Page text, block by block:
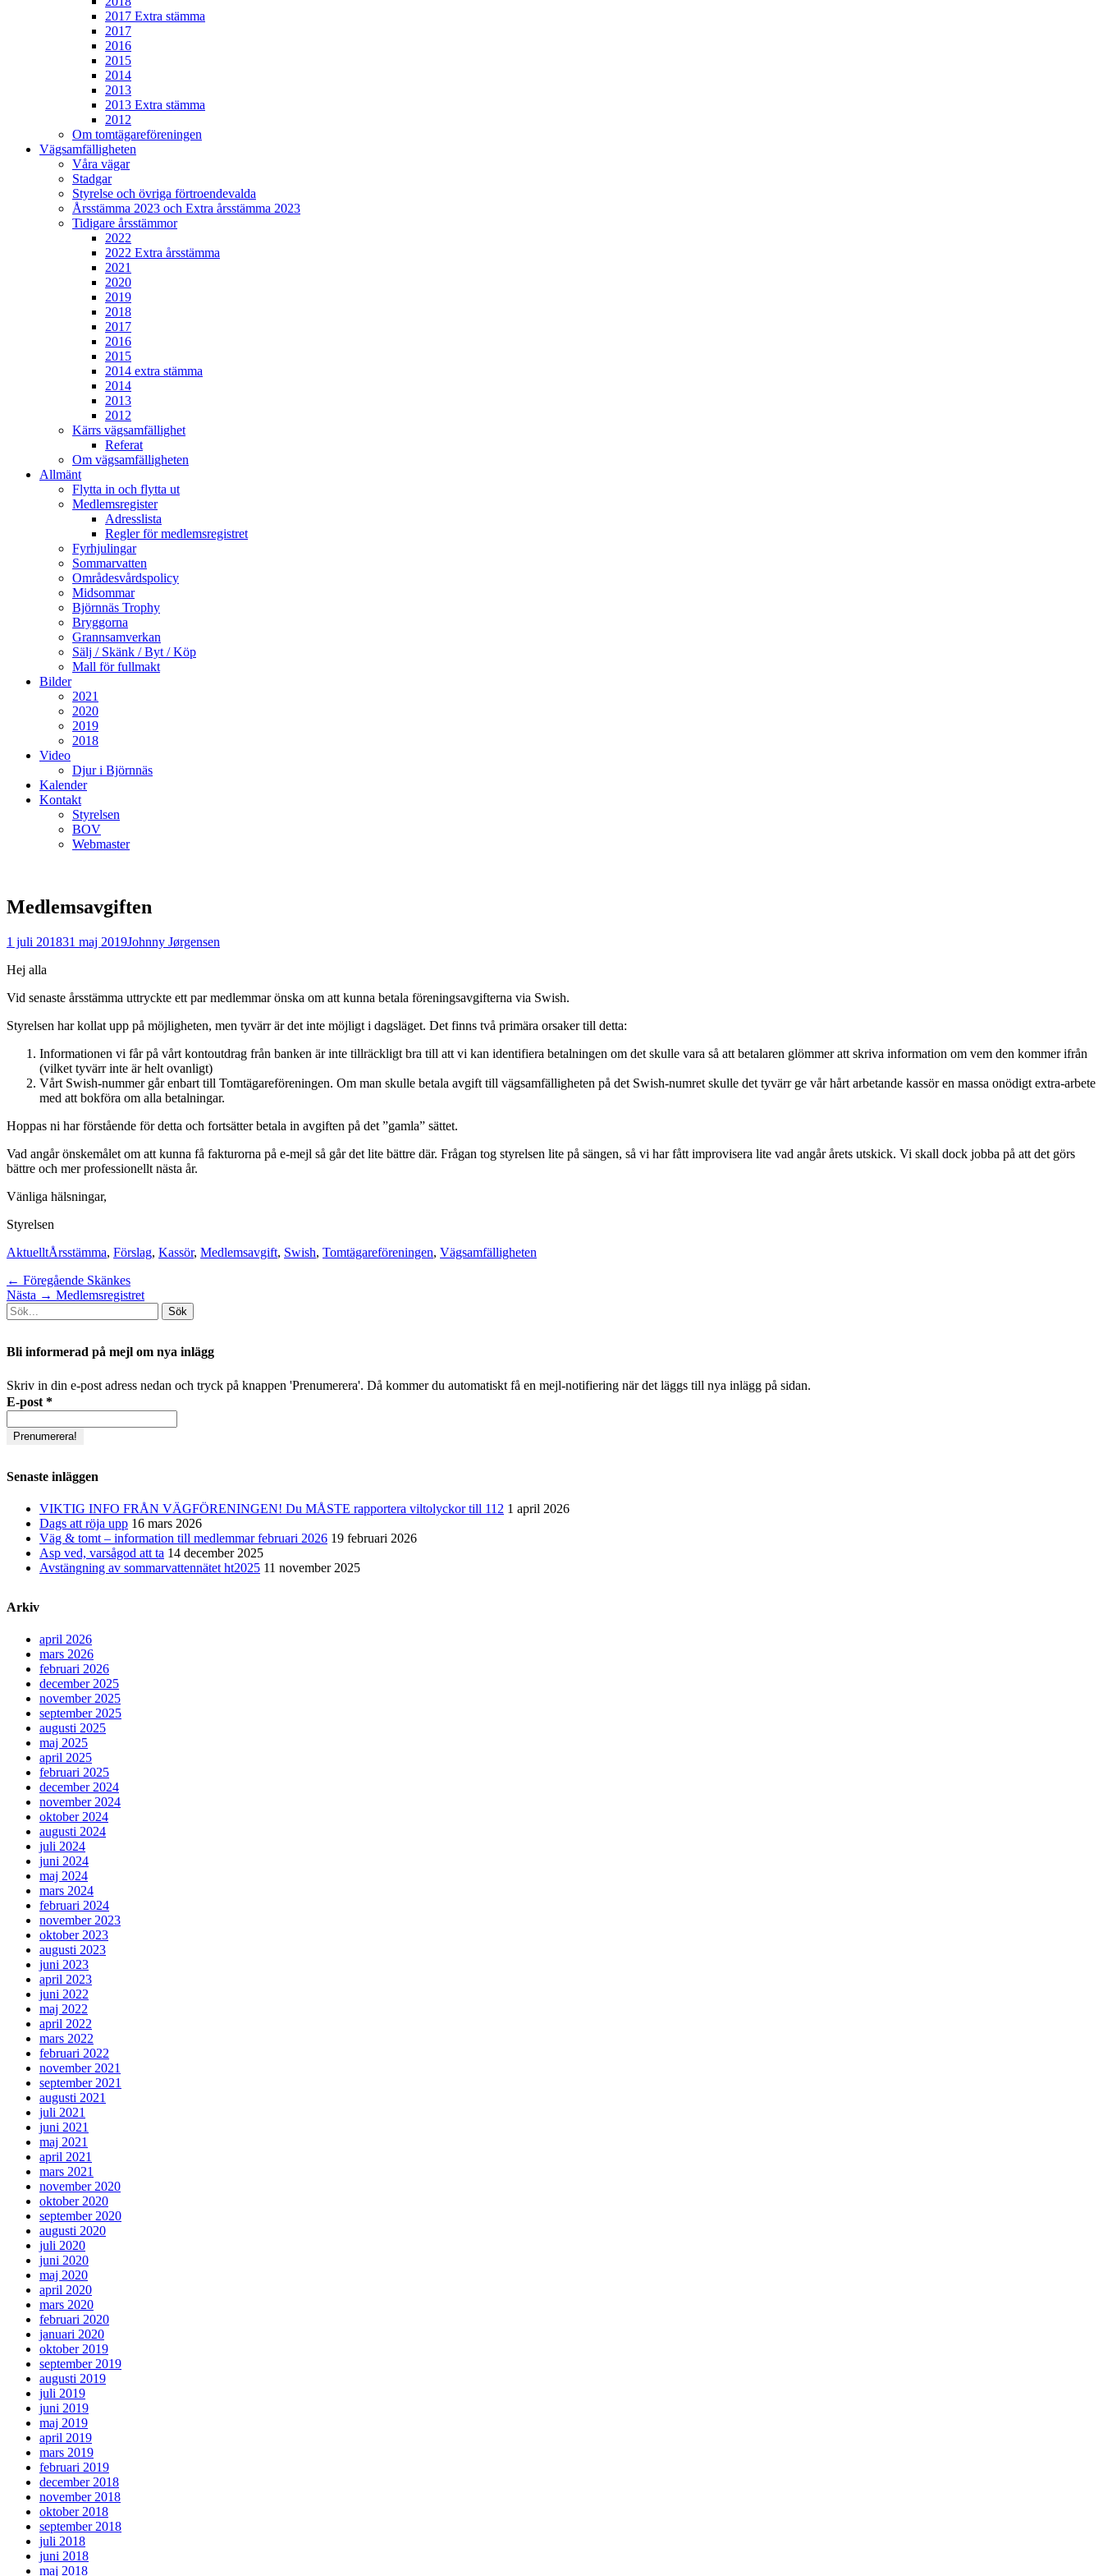
2017 Extra stämma
2017
2016
2015
2014
2013
2013 Extra stämma
2012
Om tomtägareföreningen
Vägsamfälligheten
Våra vägar
Stadgar
Styrelse och övriga förtroendevalda
Årsstämma 2023 och Extra årsstämma 2023
Tidigare årsstämmor
2022
2022 Extra årsstämma
2021
2020
2019
2018
2017
2016
2015
2014 extra stämma
2014
2013
2012
Kärrs vägsamfällighet
Referat
Om vägsamfälligheten
Allmänt
Flytta in och flytta ut
Medlemsregister
Adresslista
Regler för medlemsregistret
Fyrhjulingar
Sommarvatten
Områdesvårdspolicy
Midsommar
Björnnäs Trophy
Bryggorna
Grannsamverkan
Sälj / Skänk / Byt / Köp
Mall för fullmakt
Bilder
2021
2020
2019
2018
Video
Djur i Björnnäs
Kalender
Kontakt
Styrelsen
BOV
Webmaster
Medlemsavgiften
Postades
1 juli 201831 maj 2019Författare
Johnny Jørgensen
Hej alla
Vid senaste årsstämma uttryckte ett par medlemmar önska om att kunna betala föreningsavgifterna via Swish.
Styrelsen har kollat upp på möjligheten, men tyvärr är det inte möjligt i dagsläget. Det finns två primära orsaker till detta:
Informationen vi får på vårt kontoutdrag från banken är inte tillräckligt bra till att vi kan identifiera betalningen om det skulle vara så att betalaren glömmer att skriva information om vem den kommer ifrån
(vilket tyvärr inte är helt ovanligt)
Vårt Swish-nummer går enbart till Tomtägareföreningen. Om man skulle betala avgift till vägsamfälligheten på det Swish-numret skulle det tyvärr ge vår hårt arbetande kassör en massa onödigt extra-arbete
med att bokföra om alla betalningar.
Hoppas ni har förstående för detta och fortsätter betala in avgiften på det ”gamla” sättet.
Vad angår önskemålet om att kunna få fakturorna på e-mejl så går det lite bättre där. Frågan tog styrelsen lite på sängen, så vi har fått improvisera lite vad angår årets utskick. Vi skall dock jobba på att det görs
bättre och mer professionellt nästa år.
Vänliga hälsningar,
Styrelsen
Kategorier
AktuelltTaggar
Årsstämma, Förslag, Kassör, Medlemsavgift, Swish, Tomtägareföreningen, Vägsamfälligheten
Inläggsnavigering
← Föregående Föregående
inlägg:
Skänkes
Nästa → Nästa
Medlemsregistret
Sök
efter:
Bli informerad på mejl om nya inlägg
Skriv in din e-post adress nedan och tryck på knappen 'Prenumerera'. Då kommer du automatiskt få en mejl-notifiering när det läggs till nya inlägg på sidan.
E-post *
Senaste inläggen
VIKTIG INFO FRÅN VÄGFÖRENINGEN! Du MÅSTE rapportera viltolyckor till 112 1 april 2026
Dags att röja upp 16 mars 2026
Väg & tomt – information till medlemmar februari 2026 19 februari 2026
Asp ved, varsågod att ta 14 december 2025
Avstängning av sommarvattennätet ht2025 11 november 2025
Arkiv
april 2026
mars 2026
februari 2026
december 2025
november 2025
september 2025
augusti 2025
maj 2025
april 2025
februari 2025
december 2024
november 2024
oktober 2024
augusti 2024
juli 2024
juni 2024
maj 2024
mars 2024
februari 2024
november 2023
oktober 2023
augusti 2023
juni 2023
april 2023
juni 2022
maj 2022
april 2022
mars 2022
februari 2022
november 2021
september 2021
augusti 2021
juli 2021
juni 2021
maj 2021
april 2021
mars 2021
november 2020
oktober 2020
september 2020
augusti 2020
juli 2020
juni 2020
maj 2020
april 2020
mars 2020
februari 2020
januari 2020
oktober 2019
september 2019
augusti 2019
juli 2019
juni 2019
maj 2019
april 2019
mars 2019
februari 2019
december 2018
november 2018
oktober 2018
september 2018
juli 2018
juni 2018
maj 2018